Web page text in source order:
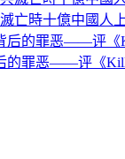
亡時十億中國人
的罪恶——评《